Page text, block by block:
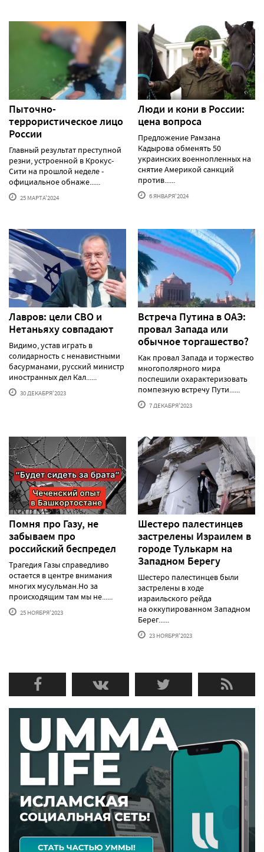
Пыточно-
террористическое лицо
России
Главный результат преступной
резни, устроенной в Крокус-
Сити на прошлой неделе -
официальное обнаже......
25 МАРТА'2024
Люди и кони в России:
цена вопроса
Предложение Рамзана
Кадырова обменять 50
украинских военнопленных на
снятие Америкой санкций
против......
6 ЯНВАРЯ'2024
Лавров: цели СВО и
Нетаньяху совпадают
Видимо, устав играть в
солидарность с ненавистными
басурманами, русский министр
иностранных дел Кал......
30 ДЕКАБРЯ'2023
Встреча Путина в ОАЭ:
провал Запада или
обычное торгашество?
Как провал Запада и торжество
многополярного мира
поспешили охарактеризовать
помпезную встречу Пути......
7 ДЕКАБРЯ'2023
Помня про Газу, не
забываем про
российский беспредел
Трагедия Газы справедливо
остается в центре внимания
многих мусульман.Но за
происходящим там мы не......
25 НОЯБРЯ'2023
Шестеро палестинцев
застрелены Израилем в
городе Тулькарм на
Западном Берегу
Шестеро палестинцев были
застрелены в ходе
израильского рейда
на оккупированном Западном
Берег......
23 НОЯБРЯ'2023